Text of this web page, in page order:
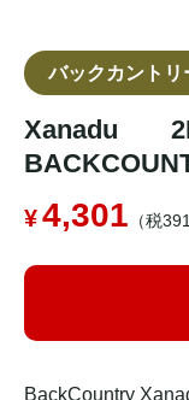
バックカント
Xanadu
4,301 （税
BackCountry